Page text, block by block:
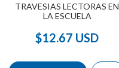
TRAVESIAS LECTORAS EN
LA ESCUELA
$12.67 USD